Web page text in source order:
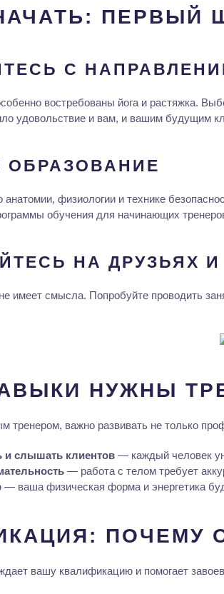
ПЕРВЫЙ
С
востребованы йога и растяжка.
удовольствие и вам, и вашим будущим
ОБРАЗОВАНИЕ
анатомии, физиологии и технике
обучения для начинающих
НА ДРУЗЬЯХ
имеет смысла. Попробуйте проводить
НУЖНЫ
тренером, важно развивать не только
и слышать клиентов — каждый человек
— работа с телом требует
— ваша физическая форма и энергетика
ПОЧЕМУ
вашу квалификацию и помогает